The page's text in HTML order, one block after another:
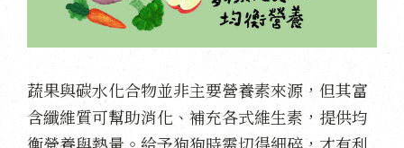
蔬果與碳水化合物並非主要營養素來源，但其富
含纖維質可幫助消化、補充各式維生素，提供均